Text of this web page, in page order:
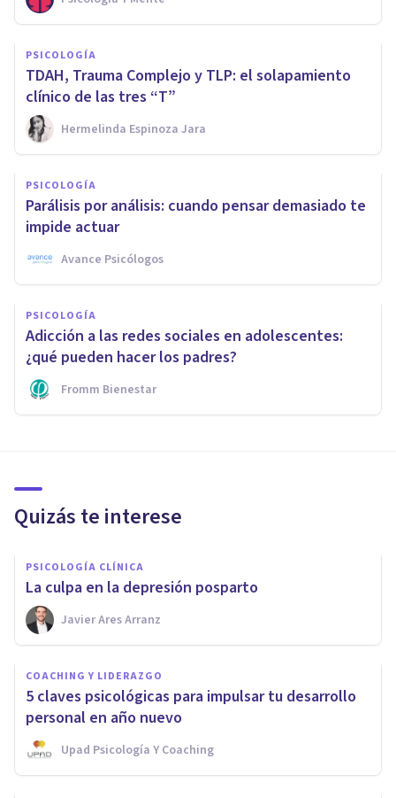
PSICOLOGÍA
TDAH, Trauma Complejo y TLP: el solapamiento
clínico de las tres “T”
Hermelinda Espinoza Jara
PSICOLOGÍA
Parálisis por análisis: cuando pensar demasiado te
impide actuar
Avance Psicólogos
PSICOLOGÍA
Adicción a las redes sociales en adolescentes:
¿qué pueden hacer los padres?
Fromm Bienestar
Quizás te interese
PSICOLOGÍA CLÍNICA
La culpa en la depresión posparto
Javier Ares Arranz
COACHING Y LIDERAZGO
5 claves psicológicas para impulsar tu desarrollo
personal en año nuevo
Upad Psicología Y Coaching